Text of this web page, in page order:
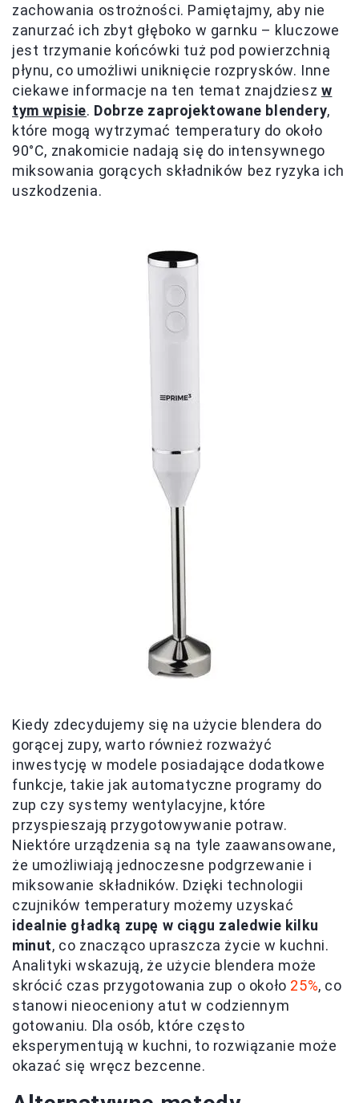
zachowania ostrożności. Pamiętajmy, aby nie
zanurzać ich zbyt głęboko w garnku – kluczowe
jest trzymanie końcówki tuż pod powierzchnią
płynu, co umożliwi uniknięcie rozprysków. Inne
ciekawe informacje na ten temat znajdziesz w
tym wpisie. Dobrze zaprojektowane blendery,
które mogą wytrzymać temperatury do około
90°C, znakomicie nadają się do intensywnego
miksowania gorących składników bez ryzyka ich
uszkodzenia.
Kiedy zdecydujemy się na użycie blendera do
gorącej zupy, warto również rozważyć
inwestycję w modele posiadające dodatkowe
funkcje, takie jak automatyczne programy do
zup czy systemy wentylacyjne, które
przyspieszają przygotowywanie potraw.
Niektóre urządzenia są na tyle zaawansowane,
że umożliwiają jednoczesne podgrzewanie i
miksowanie składników. Dzięki technologii
czujników temperatury możemy uzyskać
idealnie gładką zupę w ciągu zaledwie kilku
minut, co znacząco upraszcza życie w kuchni.
Analityki wskazują, że użycie blendera może
skrócić czas przygotowania zup o około 25%, co
stanowi nieoceniony atut w codziennym
gotowaniu. Dla osób, które często
eksperymentują w kuchni, to rozwiązanie może
okazać się wręcz bezcenne.